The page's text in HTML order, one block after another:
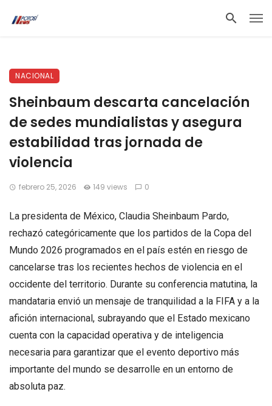
NACIONAL
Sheinbaum descarta cancelación
de sedes mundialistas y asegura
estabilidad tras jornada de
violencia
febrero 25, 2026 149 views 0
La presidenta de México, Claudia Sheinbaum Pardo,
rechazó categóricamente que los partidos de la Copa del
Mundo 2026 programados en el país estén en riesgo de
cancelarse tras los recientes hechos de violencia en el
occidente del territorio. Durante su conferencia matutina, la
mandataria envió un mensaje de tranquilidad a la FIFA y a la
afición internacional, subrayando que el Estado mexicano
cuenta con la capacidad operativa y de inteligencia
necesaria para garantizar que el evento deportivo más
importante del mundo se desarrolle en un entorno de
absoluta paz.